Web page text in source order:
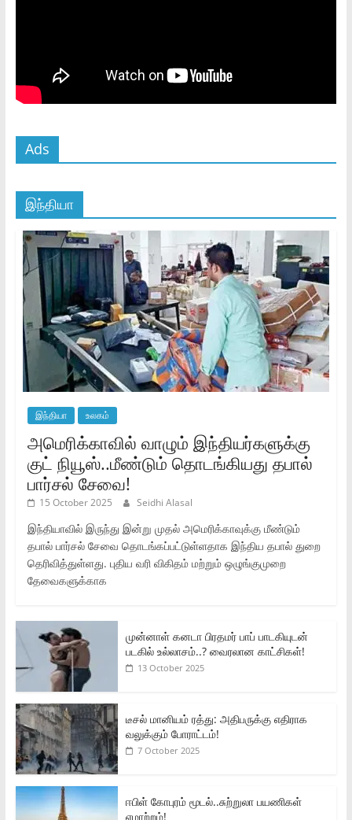
Ads
இந்தியா
இந்தியா உலகம்
அமெரிக்காவில் வாழும் இந்தியர்களுக்கு
குட் நியூஸ்..மீண்டும் தொடங்கியது தபால்
பார்சல் சேவை!
15 October 2025 Seidhi Alasal
இந்தியாவில் இருந்து இன்று முதல் அமெரிக்காவுக்கு மீண்டும்
தபால் பார்சல் சேவை தொடங்கப்பட்டுள்ளதாக இந்திய தபால் துறை
தெரிவித்துள்ளது. புதிய வரி விகிதம் மற்றும் ஒழுங்குமுறை
தேவைகளுக்காக
முன்னாள் கனடா பிரதமர் பாப் பாடகியுடன்
படகில் உல்லாசம்..? வைரலான காட்சிகள்!
13 October 2025
டீசல் மானியம் ரத்து: அதிபருக்கு எதிராக
வலுக்கும் போராட்டம்!
7 October 2025
ஈபிள் கோபுரம் மூடல்..சுற்றுலா பயணிகள்
ஏமாற்றம்!